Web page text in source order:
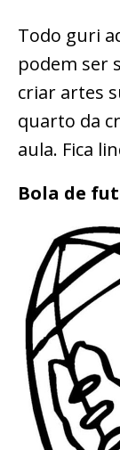
Todo guri
podem ser
criar artes
quarto da
aula. Fica
Bola de